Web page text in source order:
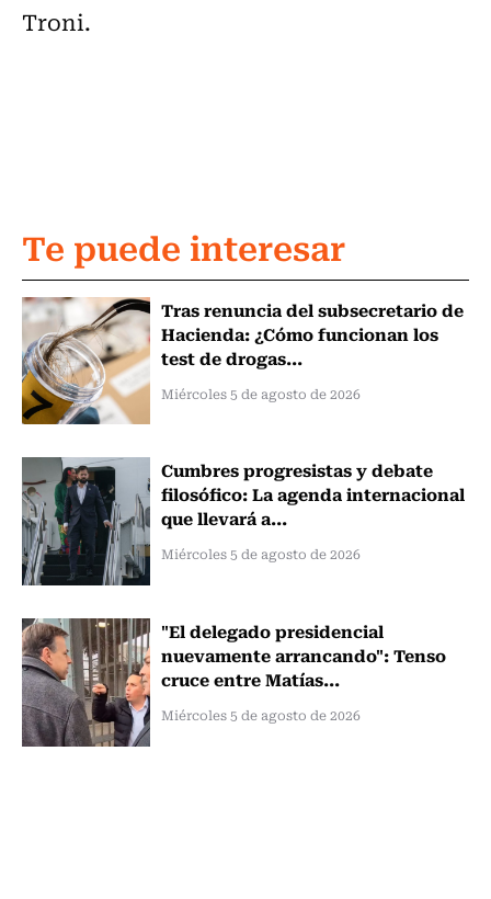
Troni.
Te puede interesar
Tras renuncia del subsecretario de
Hacienda: ¿Cómo funcionan los
test de drogas...
Miércoles 5 de agosto de 2026
Cumbres progresistas y debate
filosófico: La agenda internacional
que llevará a...
Miércoles 5 de agosto de 2026
"El delegado presidencial
nuevamente arrancando": Tenso
cruce entre Matías...
Miércoles 5 de agosto de 2026